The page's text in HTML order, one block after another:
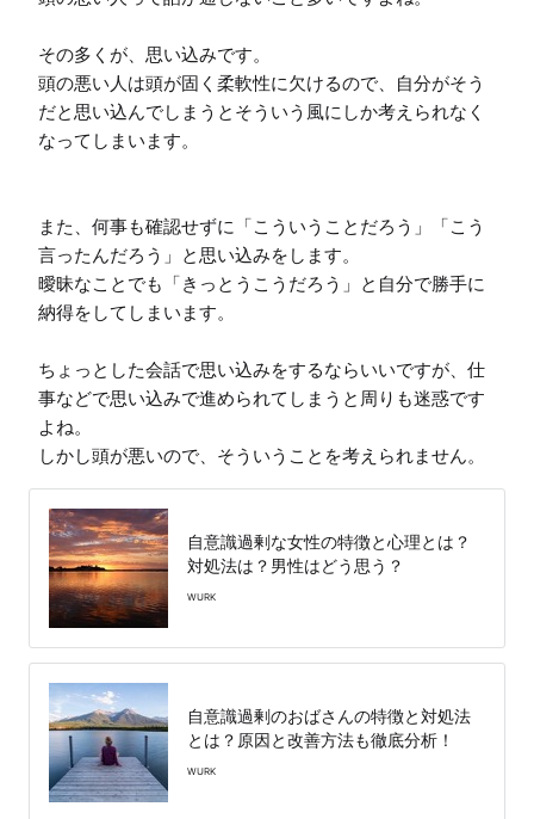
その多くが、思い込みです。
頭の悪い人は頭が固く柔軟性に欠けるので、自分がそう
だと思い込んでしまうとそういう風にしか考えられなく
なってしまいます。
また、何事も確認せずに「こういうことだろう」「こう
言ったんだろう」と思い込みをします。
曖昧なことでも「きっとうこうだろう」と自分で勝手に
納得をしてしまいます。
ちょっとした会話で思い込みをするならいいですが、仕
事などで思い込みで進められてしまうと周りも迷惑です
よね。
しかし頭が悪いので、そういうことを考えられません。
自意識過剰な女性の特徴と心理とは？
対処法は？男性はどう思う？
WURK
自意識過剰のおばさんの特徴と対処法
とは？原因と改善方法も徹底分析！
WURK